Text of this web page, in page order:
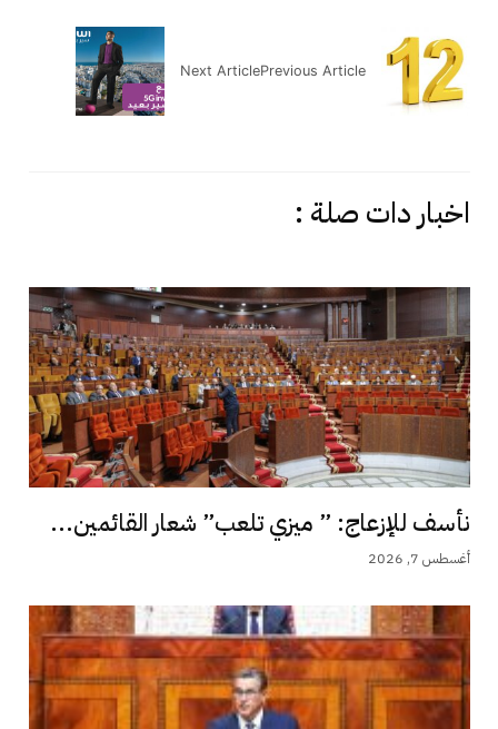
Previous Article
Next Article
اخبار دات صلة :
نأسف للإزعاج: ” ميزي تلعب” شعار القائمين...
أغسطس 7, 2026